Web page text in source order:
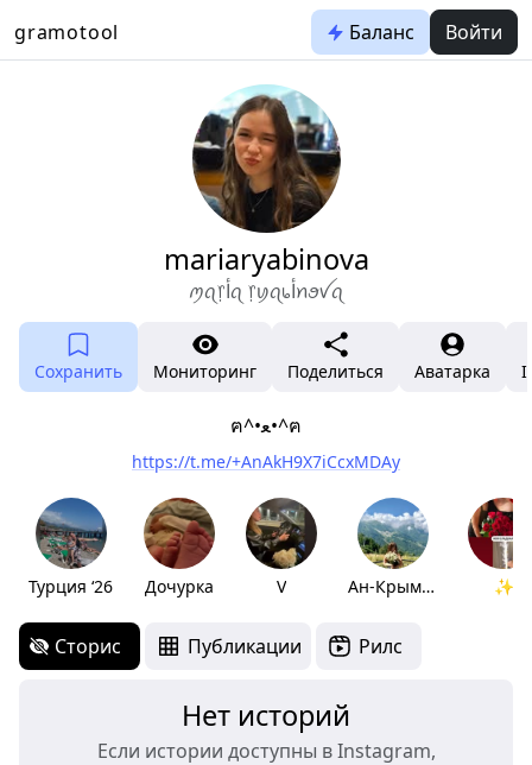
gramotool Баланс Войти
mariaryabinova
ꪑꪖ᥅ﺃꪖ ᥅ꪗꪖ᥇ﺃꪀꪮꪜꪖ
Сохранить Мониторинг Поделиться Аватарка
ฅ^•ﻌ•^ฅ
https://t.me/+AnAkH9X7iCcxMDAy
Турция ‘26 Дочурка V Ан-Крым-СОЧИ ✨
Сторис Публикации Рилс
Нет историй
Если истории доступны в Instagram,